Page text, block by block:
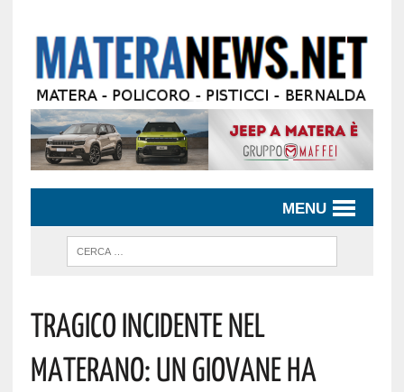
MENU
Tragico Incidente Nel
Materano: Un Giovane Ha